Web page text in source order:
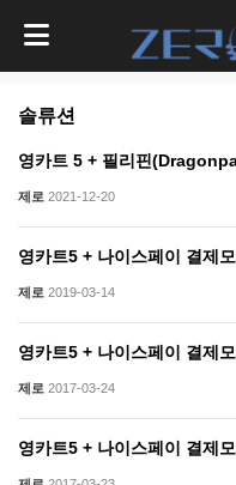
솔류션
영카트 5 + 필리핀
제로 2021-12-20
영카트5 + 나이스페이 결제
제로 2019-03-14
영카트5 + 나이스페이 결제
제로 2017-03-24
영카트5 + 나이스페이 결제